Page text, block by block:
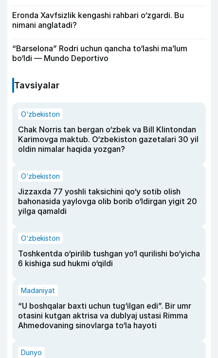
Eronda Xavfsizlik kengashi rahbari o‘zgardi. Bu
nimani anglatadi?
“Barselona” Rodri uchun qancha to‘lashi ma’lum
bo‘ldi — Mundo Deportivo
Tavsiyalar
O‘zbekiston
Chak Norris tan bergan o‘zbek va Bill Klintondan
Karimovga maktub. O‘zbekiston gazetalari 30 yil
oldin nimalar haqida yozgan?
O‘zbekiston
Jizzaxda 77 yoshli taksichini qo‘y sotib olish
bahonasida yaylovga olib borib o‘ldirgan yigit 20
yilga qamaldi
O‘zbekiston
Toshkentda o‘pirilib tushgan yo‘l qurilishi bo‘yicha
6 kishiga sud hukmi o‘qildi
Madaniyat
“U boshqalar baxti uchun tug‘ilgan edi”. Bir umr
otasini kutgan aktrisa va dublyaj ustasi Rimma
Ahmedovaning sinovlarga to‘la hayoti
Dunyo